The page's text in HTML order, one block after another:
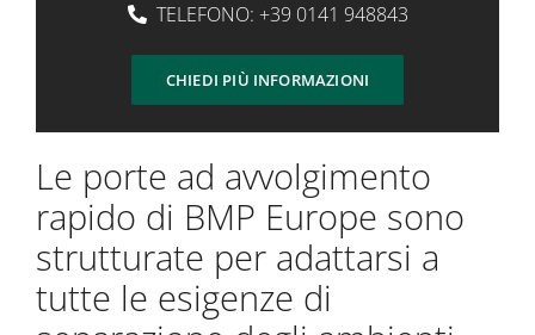
TELEFONO: +39 0141 948843
CHIEDI PIÙ INFORMAZIONI
Le porte ad avvolgimento
rapido di BMP Europe sono
strutturate per adattarsi a
tutte le esigenze di